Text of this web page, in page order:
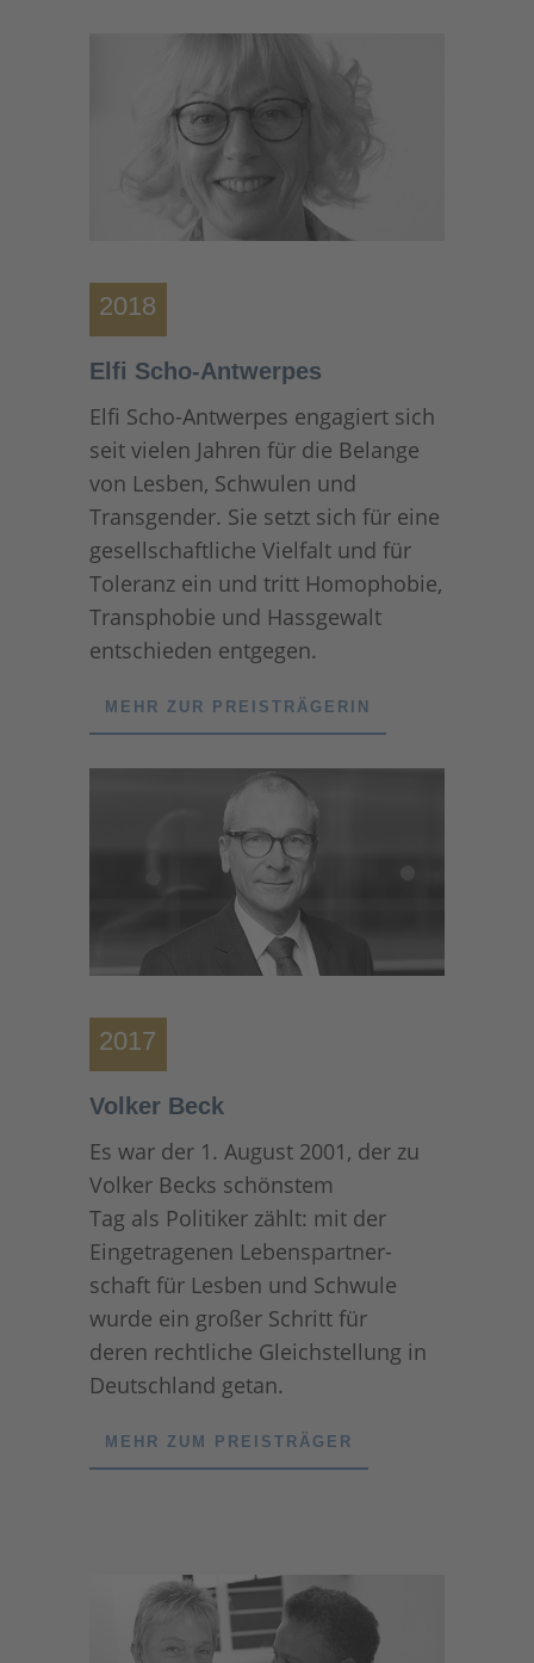
2018
Elfi Scho-Antwerpes
Elfi Scho-Antwerpes engagiert sich
seit vielen Jahren für die Belange
von Lesben, Schwulen und
Transgender. Sie setzt sich für eine
gesellschaftliche Vielfalt und für
Toleranz ein und tritt Homophobie,
Transphobie und Hassgewalt
entschieden entgegen.
MEHR ZUR PREISTRÄGERIN
2017
Volker Beck
Es war der 1. August 2001, der zu
Volker Becks schönstem
Tag als Politiker zählt: mit der
Eingetragenen Lebenspartner-
schaft für Lesben und Schwule
wurde ein großer Schritt für
deren rechtliche Gleichstellung in
Deutschland getan.
MEHR ZUM PREISTRÄGER